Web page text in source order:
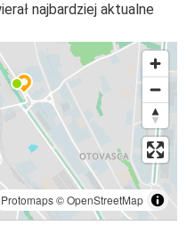
najbardziej aktualne
Protomaps©OpenStreetMap